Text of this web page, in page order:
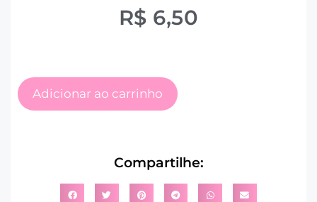
R$ 6,50
Adicionar ao carrinho
Compartilhe: